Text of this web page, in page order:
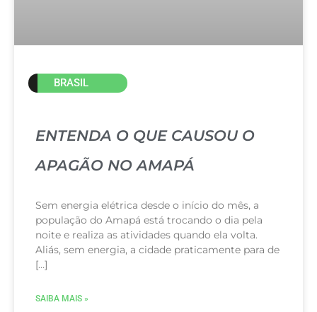
BRASIL
ENTENDA O QUE CAUSOU O
APAGÃO NO AMAPÁ
Sem energia elétrica desde o início do mês, a
população do Amapá está trocando o dia pela
noite e realiza as atividades quando ela volta.
Aliás, sem energia, a cidade praticamente para de
[…]
SAIBA MAIS »